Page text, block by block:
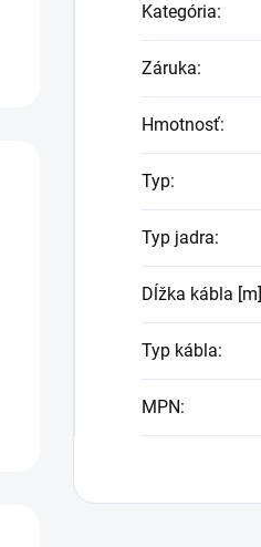
Kategória:
Záruka:
Hmotnosť:
Typ:
Typ jadra:
Dĺžka kábla [m]
Typ kábla:
MPN: